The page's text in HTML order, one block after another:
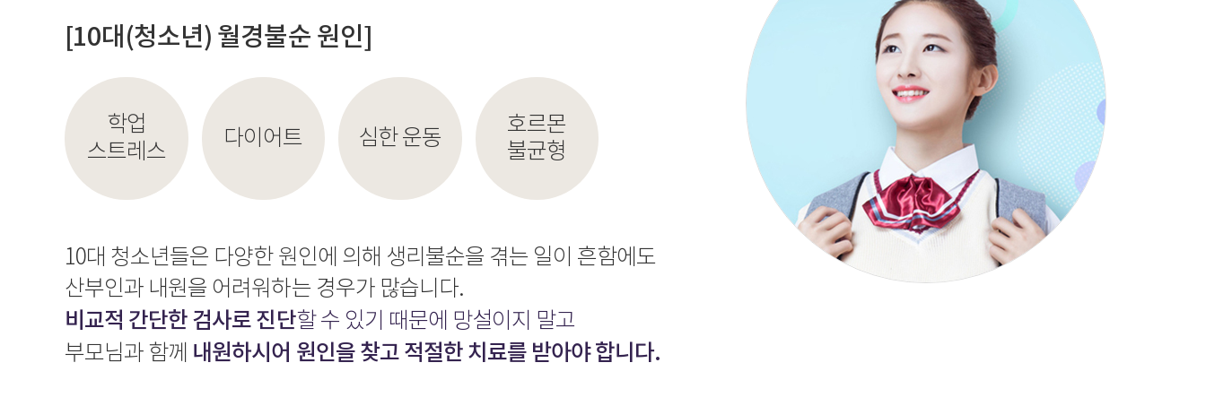
[10대(청소년) 월경불순 원인]
학업
스트레스
다이어트 심한 운동
호르몬
불균형
10대 청소년들은 다양한 원인에 의해 생리불순을 겪는 일이 흔함에도
산부인과 내원을 어려워하는 경우가 많습니다.
비교적 간단한 검사로 진단할 수 있기 때문에 망설이지 말고
부모님과 함께 내원하시어 원인을 찾고 적절한 치료를 받아야 합니다.